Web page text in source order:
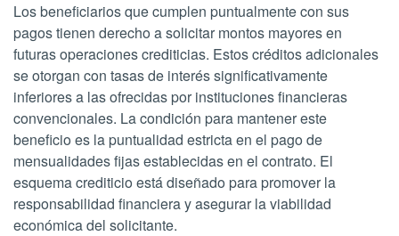
Los beneficiarios que cumplen puntualmente con sus
pagos tienen derecho a solicitar montos mayores en
futuras operaciones crediticias. Estos créditos adicionales
se otorgan con tasas de interés significativamente
inferiores a las ofrecidas por instituciones financieras
convencionales. La condición para mantener este
beneficio es la puntualidad estricta en el pago de
mensualidades fijas establecidas en el contrato. El
esquema crediticio está diseñado para promover la
responsabilidad financiera y asegurar la viabilidad
económica del solicitante.